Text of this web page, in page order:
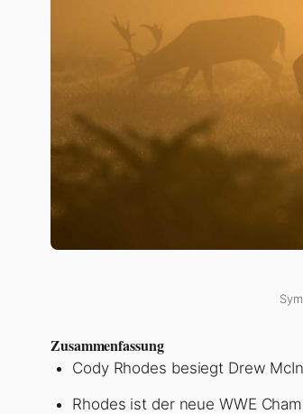
Zusammenfassung
Cody Rhodes besiegt Drew
Rhodes ist der neue WWE